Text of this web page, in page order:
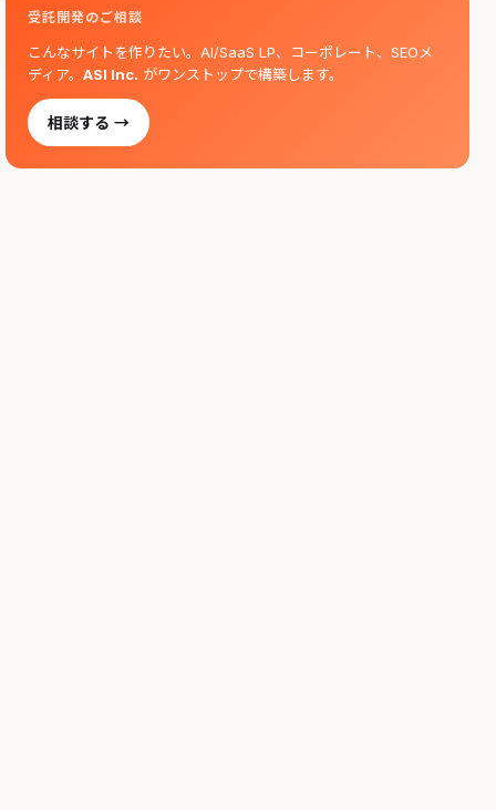
受託開発のご相談
こんなサイトを作りたい。AI/SaaS LP、コーポレート、SEOメ
ディア。ASI Inc. がワンストップで構築します。
相談する →